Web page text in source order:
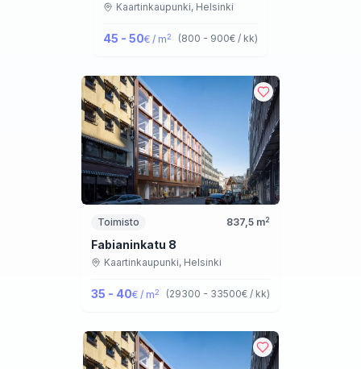
Kaartinkaupunki, Helsinki
45 - 50€ / m2 (800 - 900€ / kk)
Toimisto 837,5 m2
Fabianinkatu 8
Kaartinkaupunki, Helsinki
35 - 40€ / m2 (29300 - 33500€ / kk)